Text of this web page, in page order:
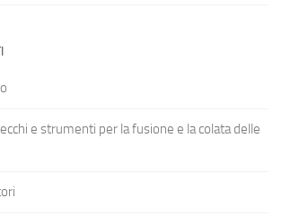
e strumenti per la fusione e la colata delle